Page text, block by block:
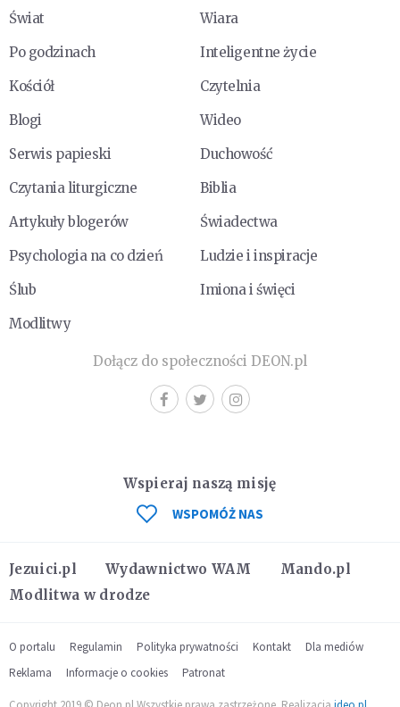
Świat
Wiara
Po godzinach
Inteligentne życie
Kościół
Czytelnia
Blogi
Wideo
Serwis papieski
Duchowość
Czytania liturgiczne
Biblia
Artykuły blogerów
Świadectwa
Psychologia na co dzień
Ludzie i inspiracje
Ślub
Imiona i święci
Modlitwy
Dołącz do społeczności DEON.pl
Jezuici.pl Wydawnictwo WAM
Mando.pl
Modlitwa w drodze
Wspieraj naszą misję
WSPOMÓŻ NAS
O portalu Regulamin Polityka prywatności Kontakt
Dla mediów
Reklama
Informacje o cookies Patronat